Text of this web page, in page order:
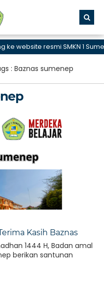
website resmi SMKN 1
: Baznas sumenep
Kasih Baznas
1444 H, Badan amal
berikan santunan